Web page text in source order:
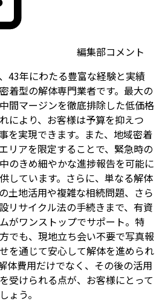
編集部コメント
43年にわたる豊富な経験と実績
着型の解体専門業者です。最大の
間マージンを徹底排除した低価格
により、お客様は予算を抑えつ
を実現できます。また、地域密着
リアを限定することで、緊急時の
のきめ細やかな進捗報告を可能に
しています。さらに、単なる解体
土地活用や複雑な相続問題、さら
リサイクル法の手続きまで、有資
がワンストップでサポート。特
でも、現地立ち会い不要で写真報
を通じて安心して解体を進められ
体費用だけでなく、その後の活用
受けられる点が、お客様にとって
ょう。